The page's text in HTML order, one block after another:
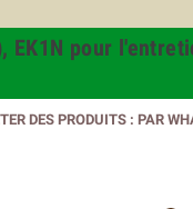
pour
DES PRODUITS : PAR